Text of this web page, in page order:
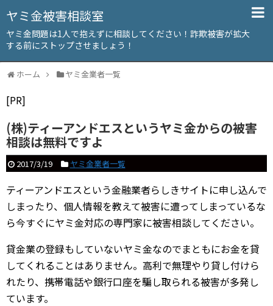
ヤミ金被害相談室
ヤミ金問題は1人で抱えずに相談してください！詐欺被害が拡大
する前にストップさせましょう！
ホーム ヤミ金業者一覧
[PR]
(株)ティーアンドエスというヤミ金からの被害
相談は無料ですよ
2017/3/19 ヤミ金業者一覧
ティーアンドエスという金融業者らしきサイトに申し込んで
しまったり、個人情報を教えて被害に遭ってしまっているな
ら今すぐにヤミ金対応の専門家に被害相談してください。
貸金業の登録もしていないヤミ金なのでまともにお金を貸
してくれることはありません。高利で無理やり貸し付けら
れたり、携帯電話や銀行口座を騙し取られる被害が多発し
ています。